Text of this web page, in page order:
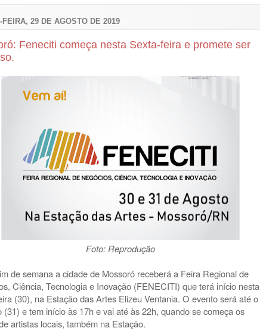
FEIRA, 29 DE AGOSTO DE 2019
Feneciti começa nesta Sexta-feira e promete ser
Foto: Reprodução
de semana a cidade de Mossoró receberá a Feira Regional de
Ciência, Tecnologia e Inovação (FENECITI) que terá início nesta
(30), na Estação das Artes Elizeu Ventania. O evento será até o
(31) e tem início às 17h e vai até às 22h, quando se começa os
artistas locais, também na Estação.